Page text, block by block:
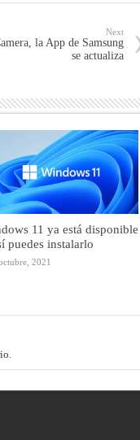
Next
la App de Samsung
se actualiza
11 ya está disponible
puedes instalarlo
2021